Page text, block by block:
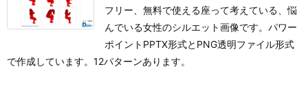
フリー、無料で使える座って考えている、悩
んでいる女性のシルエット画像です。パワー
ポイントPPTX形式とPNG透明ファイル形式
で作成しています。12パターンあります。